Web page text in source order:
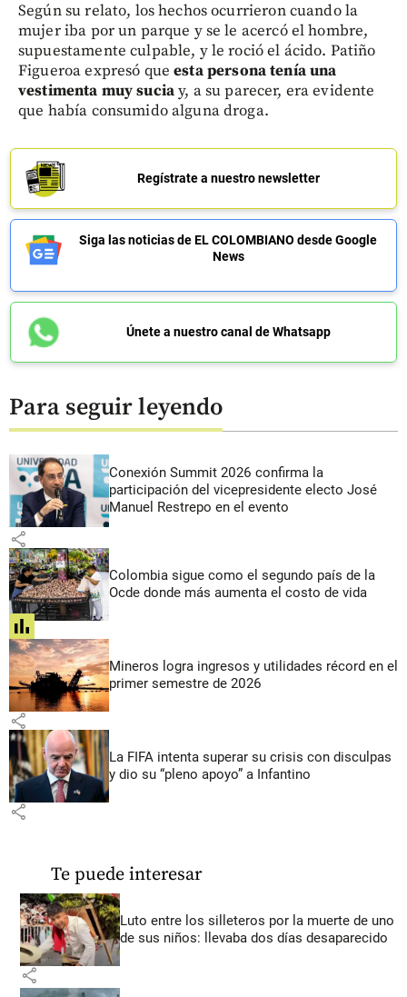
Según su relato, los hechos ocurrieron cuando la
mujer iba por un parque y se le acercó el hombre,
supuestamente culpable, y le roció el ácido. Patiño
Figueroa expresó queesta persona tenía una
vestimenta muy suciay, a su parecer, era evidente
que había consumido alguna droga.
Regístrate a nuestro newsletter
Siga las noticias de EL COLOMBIANO desde Google
News
Únete a nuestro canal de Whatsapp
Para seguir leyendo
Conexión Summit 2026 confirma la
participación del vicepresidente electo José
Manuel Restrepo en el evento
share
Colombia sigue como el segundo país de la
Ocde donde más aumenta el costo de vida
share
Mineros logra ingresos y utilidades récord en el
primer semestre de 2026
share
La FIFA intenta superar su crisis con disculpas
y dio su “pleno apoyo” a Infantino
share
Te puede interesar
Luto entre los silleteros por la muerte de uno
de sus niños: llevaba dos días desaparecido
share